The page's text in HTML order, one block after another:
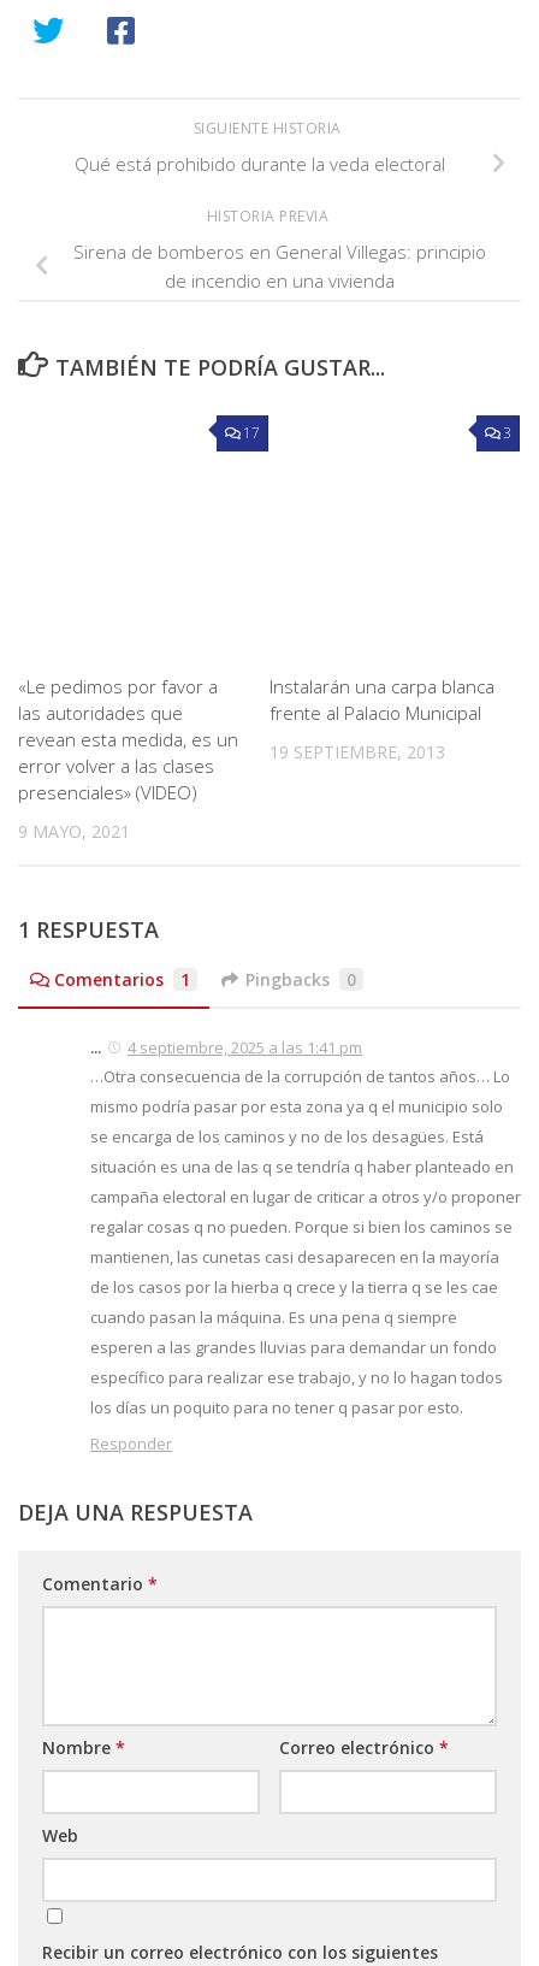
SIGUIENTE HISTORIA
Qué está prohibido durante la veda electoral
HISTORIA PREVIA
Sirena de bomberos en General Villegas: principio
de incendio en una vivienda
TAMBIÉN TE PODRÍA GUSTAR...
17
«Le pedimos por favor a
las autoridades que
revean esta medida, es un
error volver a las clases
presenciales» (VIDEO)
9 MAYO, 2021
3
Instalarán una carpa blanca
frente al Palacio Municipal
19 SEPTIEMBRE, 2013
1 RESPUESTA
Comentarios 1 Pingbacks 0
...
4 septiembre, 2025 a las 1:41 pm
…Otra consecuencia de la corrupción de tantos años… Lo
mismo podría pasar por esta zona ya q el municipio solo
se encarga de los caminos y no de los desagües. Está
situación es una de las q se tendría q haber planteado en
campaña electoral en lugar de criticar a otros y/o proponer
regalar cosas q no pueden. Porque si bien los caminos se
mantienen, las cunetas casi desaparecen en la mayoría
de los casos por la hierba q crece y la tierra q se les cae
cuando pasan la máquina. Es una pena q siempre
esperen a las grandes lluvias para demandar un fondo
específico para realizar ese trabajo, y no lo hagan todos
los días un poquito para no tener q pasar por esto.
Responder
DEJA UNA RESPUESTA
Comentario *
Nombre * Correo electrónico *
Web
Recibir un correo electrónico con los siguientes